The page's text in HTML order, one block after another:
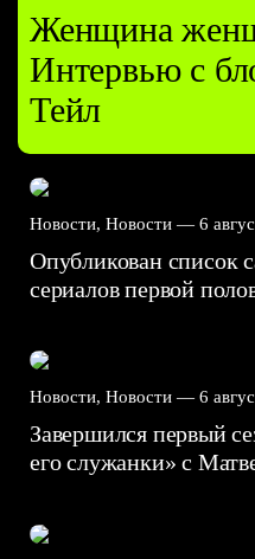
Женщина
Интервью с
Тейл
Новости, Новости — 6
Опубликован список
сериалов первой
Новости, Новости — 6
Завершился первый
его служанки» с